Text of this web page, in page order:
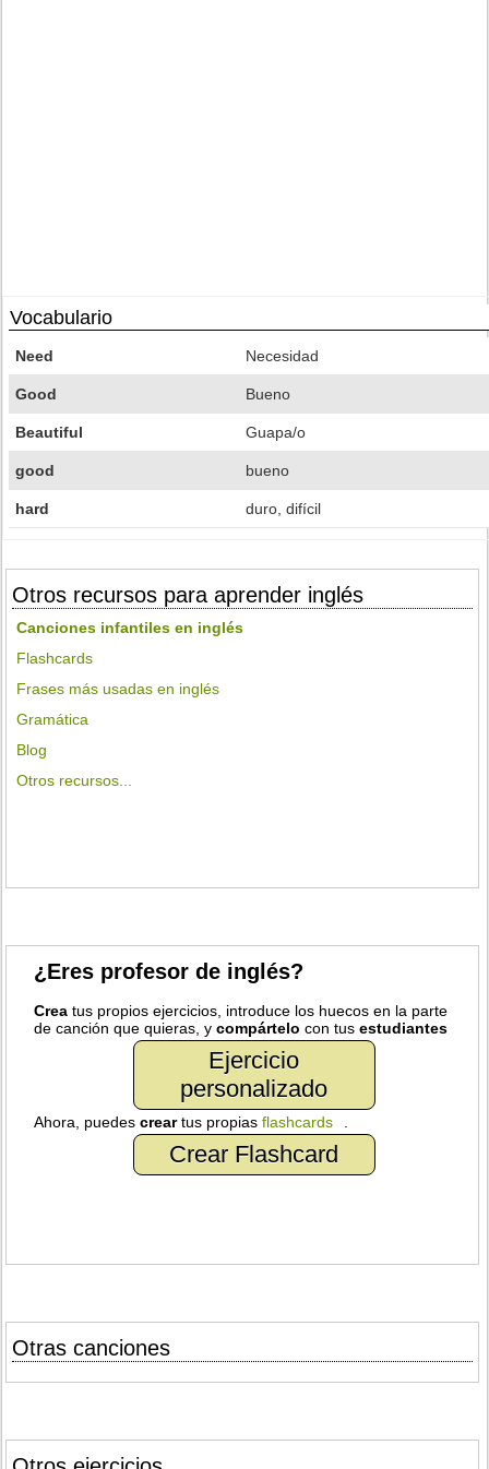
Vocabulario
Need Necesidad
Good Bueno
Beautiful Guapa/o
good bueno
hard duro, difícil
Otros recursos para aprender inglés
Canciones infantiles en inglés
Flashcards
Frases más usadas en inglés
Gramática
Blog
Otros recursos...
¿Eres profesor de inglés?
Crea tus propios ejercicios, introduce los huecos en la parte
de canción que quieras, ycompártelo con tusestudiantes
Ejercicio
personalizado
Ahora, puedescreartus propiasflashcards
Crear Flashcard
Otras canciones